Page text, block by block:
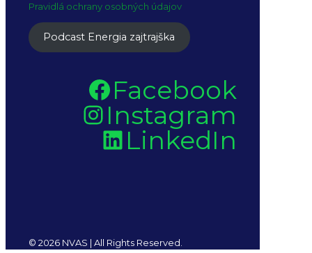
Pravidlá ochrany osobných údajov
Podcast Energia zajtrajška
Facebook
Instagram
LinkedIn
© 2026 NVAS | All Rights Reserved.